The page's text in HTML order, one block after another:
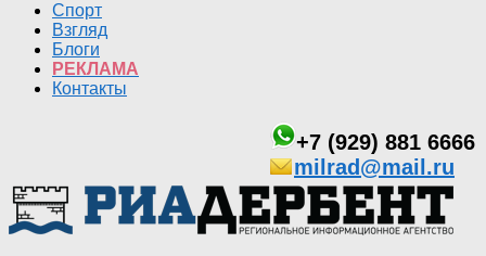
Спорт
Взгляд
Блоги
РЕКЛАМА
Контакты
+7 (929) 881 6666
milrad@mail.ru